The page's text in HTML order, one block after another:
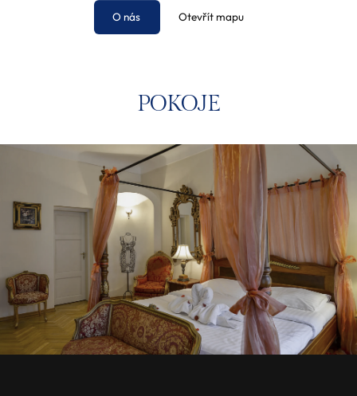
O nás Otevřít mapu
POKOJE